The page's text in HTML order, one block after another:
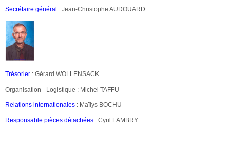
Secrétaire général : Jean-Christophe AUDOUARD
Trésorier : Gérard WOLLENSACK
Organisation - Logistique : Michel TAFFU
Relations internationales : Maïlys BOCHU
Responsable pièces détachées : Cyril LAMBRY